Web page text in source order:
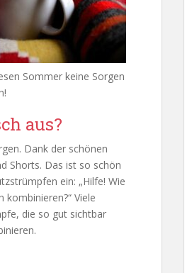
Sommer keine Sorgen
aus?
Dank der schönen
Shorts. Das ist so schön
ein: „Hilfe! Wie
Viele
die so gut sichtbar